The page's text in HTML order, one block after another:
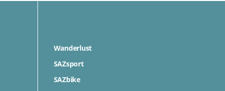
Wanderlust
SAZsport
SAZbike